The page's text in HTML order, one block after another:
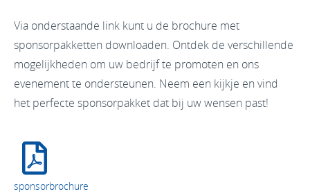
Via onderstaande link kunt u de brochure met
sponsorpakketten downloaden. Ontdek de verschillende
mogelijkheden om uw bedrijf te promoten en ons
evenement te ondersteunen. Neem een kijkje en vind
het perfecte sponsorpakket dat bij uw wensen past!
sponsorbrochure